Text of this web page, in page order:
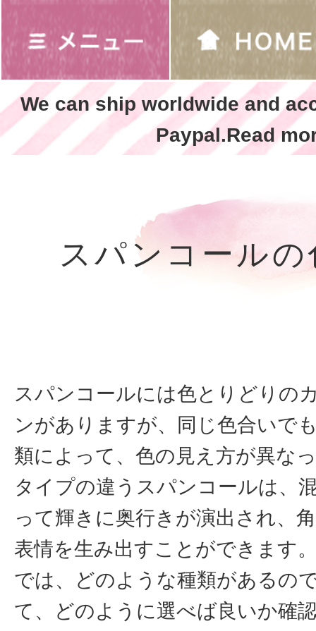
We can ship worldwide and
Paypal.Read
スパンコール
スパンコールには色とりどりの
ンがありますが、同じ色合いで
類によって、色の見え方が異な
タイプの違うスパンコールは、
って輝きに奥行きが演出され、
表情を生み出すことができます
では、どのような種類があるの
て、どのように選べば良いか確